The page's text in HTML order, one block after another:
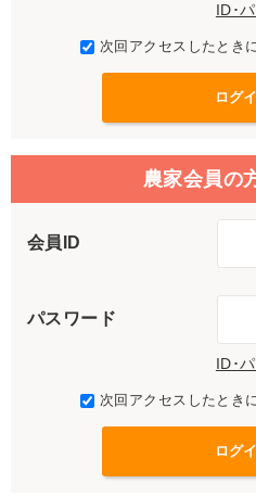
ID･
次回アクセスしたとき
農家会員の
会員ID
パスワード
ID･
次回アクセスしたとき